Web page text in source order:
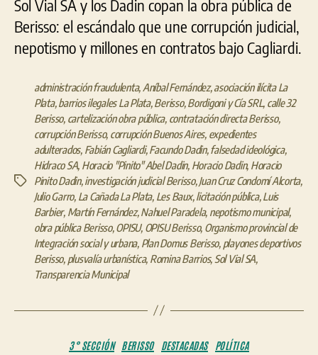
Sol Vial SA y los Dadin copan la obra pública de
Berisso: el escándalo que une corrupción judicial,
nepotismo y millones en contratos bajo Cagliardi.
Etiquetas
administración fraudulenta, Aníbal Fernández,asociación ilícita La
Plata,barrios ilegales La Plata,Berisso,Bordigoni y Cía SRL, calle 32
Berisso, cartelización obra pública, contratación directa Berisso,
corrupción Berisso, corrupción Buenos Aires, expedientes
adulterados, Fabián Cagliardi,Facundo Dadin,falsedad ideológica,
Hidraco SA, Horacio "Pinito" Abel Dadin, Horacio Dadin, Horacio
Pinito Dadin,investigación judicial Berisso,Juan Cruz Condomí Alcorta,
Julio Garro, La Cañada La Plata, Les Baux,licitación pública,Luis
Barbier, Martín Fernández,Nahuel Paradela, nepotismo municipal,
obra pública Berisso,OPISU, OPISU Berisso, Organismo provincial de
Integración social y urbana, Plan Domus Berisso, playones deportivos
Berisso, plusvalía urbanística, Romina Barrios, Sol Vial SA,
Transparencia Municipal
Categorías
3° SECCIÓN BERISSO DESTACADAS POLÍTICA